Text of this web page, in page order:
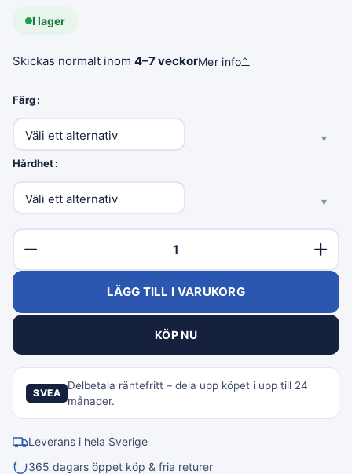
I lager
Skickas normalt inom 4–7 veckorMer info⌃
Färg
Hårdhet
LÄGG TILL I VARUKORG
KÖP NU
SVEA
Delbetala räntefritt – dela upp köpet i upp till 24
månader.
Leverans i hela Sverige
365 dagars öppet köp & fria returer